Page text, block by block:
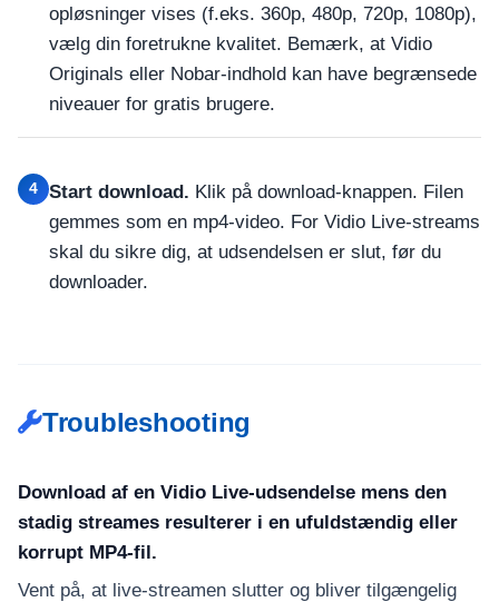
opløsninger vises (f.eks. 360p, 480p, 720p, 1080p),
vælg din foretrukne kvalitet. Bemærk, at Vidio
Originals eller Nobar-indhold kan have begrænsede
niveauer for gratis brugere.
4 Start download. Klik på download-knappen. Filen
gemmes som en mp4-video. For Vidio Live-streams
skal du sikre dig, at udsendelsen er slut, før du
downloader.
Troubleshooting
Download af en Vidio Live-udsendelse mens den
stadig streames resulterer i en ufuldstændig eller
korrupt MP4-fil.
Vent på, at live-streamen slutter og bliver tilgængelig